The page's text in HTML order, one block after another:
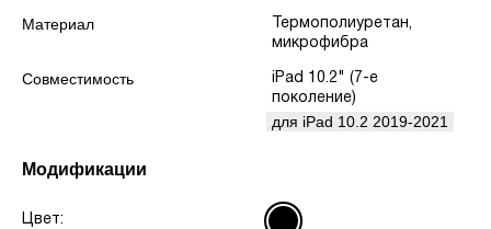
Материал
Термополиуретан,
микрофибра
Совместимость
iPad 10.2" (7-е
поколение)
для iPad 10.2 2019-2021
Модификации
Цвет: